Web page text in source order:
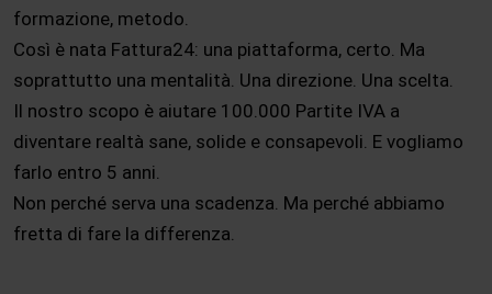
formazione, metodo.
Così è nata Fattura24: una piattaforma, certo. Ma
soprattutto una mentalità. Una direzione. Una scelta.
Il nostro scopo è aiutare 100.000 Partite IVA a
diventare realtà sane, solide e consapevoli. E vogliamo
farlo entro 5 anni.
Non perché serva una scadenza. Ma perché abbiamo
fretta di fare la differenza.